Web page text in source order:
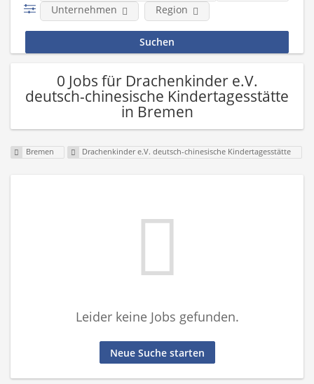
Unternehmen Region
0 Jobs für Drachenkinder e.V.
deutsch-chinesische Kindertagesstätte
in Bremen
Bremen Drachenkinder e.V. deutsch-chinesische Kindertagesstätte
Leider keine Jobs gefunden.
Neue Suche starten